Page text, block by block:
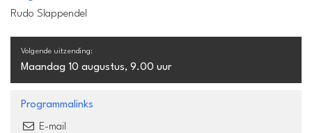
Rudo Slappendel
Volgende uitzending:
Maandag 10 augustus, 9.00 uur
Programmalinks
E-mail